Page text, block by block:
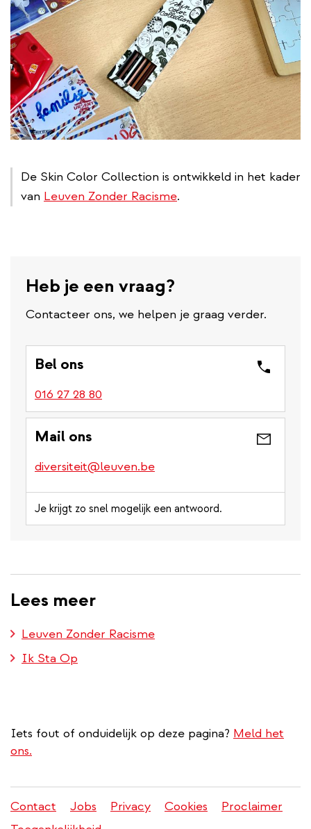
De Skin Color Collection is ontwikkeld in het kader
van Leuven Zonder Racisme.
Heb je een vraag?
Contacteer ons, we helpen je graag verder.
Bel ons
016 27 28 80
Mail ons
diversiteit@leuven.be
Je krijgt zo snel mogelijk een antwoord.
Lees meer
Leuven Zonder Racisme
Ik Sta Op
Iets fout of onduidelijk op deze pagina? Meld het
ons.
Juridisch
Contact Jobs Privacy Cookies
Proclaimer